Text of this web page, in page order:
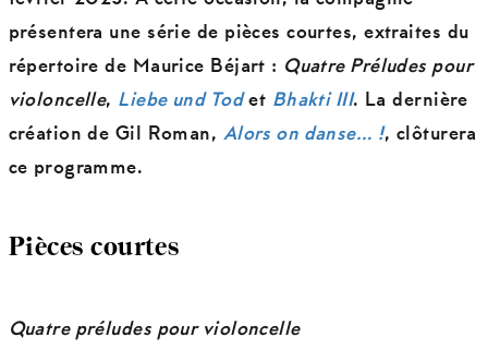
présentera une série de pièces courtes, extraites du
répertoire de Maurice Béjart : Quatre Préludes pour
violoncelle, Liebe und Todet Bhakti III. La dernière
création de Gil Roman, Alors on danse… !, clôturera
ce programme.
Pièces courtes
Quatre préludes pour violoncelle